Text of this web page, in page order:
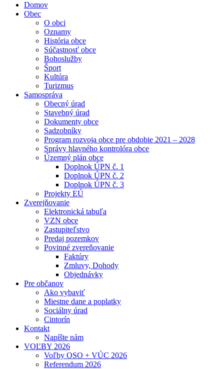
Domov
Obec
O obci
Oznamy
História obce
Súčastnosť obce
Bohoslužby
Šport
Kultúra
Turizmus
Samospráva
Obecný úrad
Stavebný úrad
Dokumenty obce
Sadzobníky
Program rozvoja obce pre obdobie 2021 – 2028
Správy hlavného kontrolóra obce
Územný plán obce
Doplnok ÚPN č. 1
Doplnok ÚPN č. 2
Doplnok ÚPN č. 3
Projekty EÚ
Zverejňovanie
Elektronická tabuľa
VZN obce
Zastupiteľstvo
Predaj pozemkov
Povinné zvereňovanie
Faktúry
Zmluvy, Dohody
Objednávky
Pre občanov
Ako vybaviť
Miestne dane a poplatky
Sociálny úrad
Cintorín
Kontakt
Napíšte nám
VOĽBY 2026
Voľby OSO + VÚC 2026
Referendum 2026